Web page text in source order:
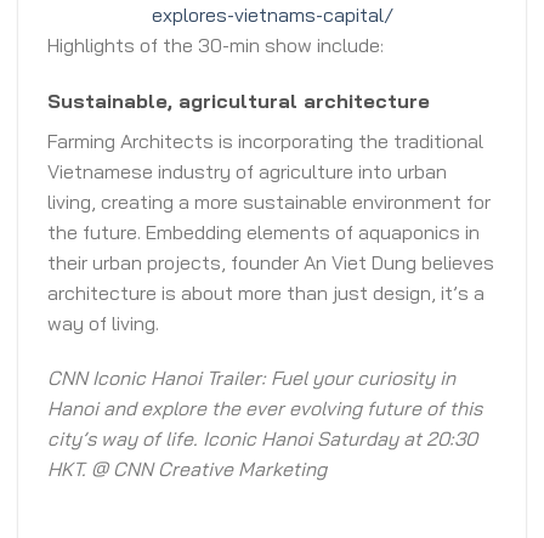
explores-vietnams-capital/
Highlights of the 30-min show include:
Sustainable, agricultural architecture
Farming Architects is incorporating the traditional
Vietnamese industry of agriculture into urban
living, creating a more sustainable environment for
the future. Embedding elements of aquaponics in
their urban projects, founder An Viet Dung believes
architecture is about more than just design, it’s a
way of living.
CNN Iconic Hanoi Trailer: Fuel your curiosity in
Hanoi and explore the ever evolving future of this
city’s way of life. Iconic Hanoi Saturday at 20:30
HKT. @ CNN Creative Marketing